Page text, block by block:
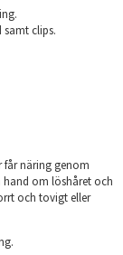
samt clips.
får näring genom
hand om löshåret och
och tovigt eller